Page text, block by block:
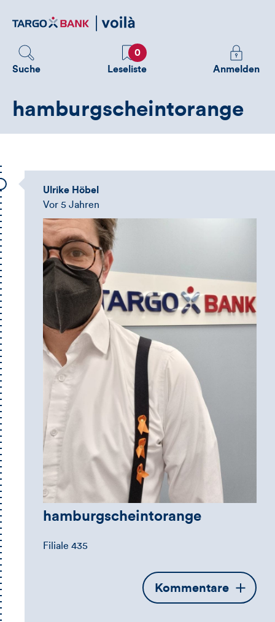
zum
Suche
Favoriten
0
Leseliste
Melden
Sie
um
zusätzliche
Anmelden
hamburgscheintorange
Ulrike Höbel
Vor 5 Jahren
hamburgscheintorange
Filiale 435
Öffnet
die
Kommentare